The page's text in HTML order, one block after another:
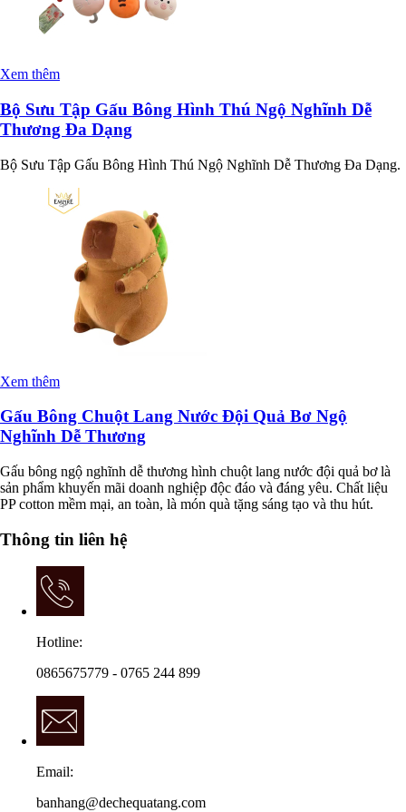
Xem thêm
Bộ Sưu Tập Gấu Bông Hình Thú Ngộ Nghĩnh Dễ
Thương Đa Dạng
Bộ Sưu Tập Gấu Bông Hình Thú Ngộ Nghĩnh Dễ Thương Đa Dạng.
Xem thêm
Gấu Bông Chuột Lang Nước Đội Quả Bơ Ngộ
Nghĩnh Dễ Thương
Gấu bông ngộ nghĩnh dễ thương hình chuột lang nước đội quả bơ là
sản phẩm khuyến mãi doanh nghiệp độc đáo và đáng yêu. Chất liệu
PP cotton mềm mại, an toàn, là món quà tặng sáng tạo và thu hút.
Thông tin liên hệ
Hotline:
0865675779 - 0765 244 899
Email:
banhang@dechequatang.com